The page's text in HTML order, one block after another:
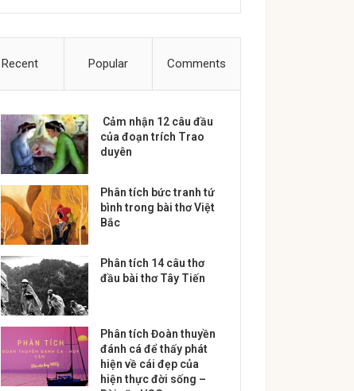
Recent Popular Comments
Cảm nhận 12 câu đầu
của đoạn trích Trao
duyên
Phân tích bức tranh tứ
bình trong bài thơ Việt
Bắc
Phân tích 14 câu thơ
đầu bài thơ Tây Tiến
Phân tích Đoàn thuyền
đánh cá để thấy phát
hiện về cái đẹp của
hiện thực đời sống –